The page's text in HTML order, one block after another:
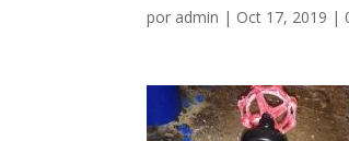
por admin | Oct 17, 2019 |